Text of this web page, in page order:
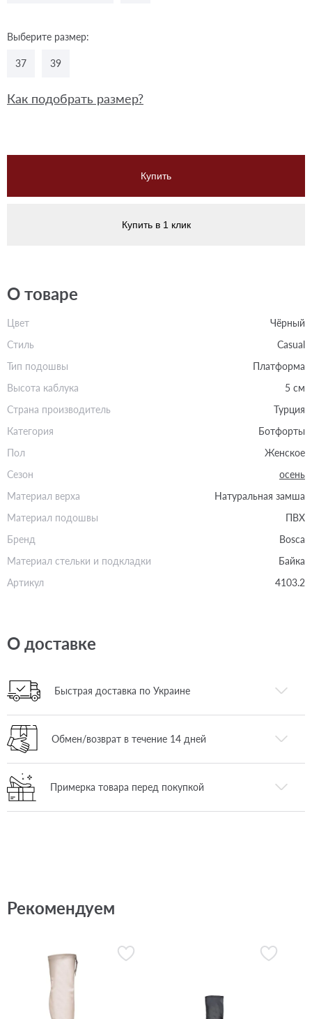
Выберите размер:
37 39
Как подобрать размер?
Купить
Купить в 1 клик
О товаре
Цвет
Чёрный
Стиль
Casual
Тип подошвы
Платформа
Высота каблука
5 см
Страна производитель
Турция
Категория
Ботфорты
Пол
Женское
Сезон
осень
Материал верха
Натуральная замша
Материал подошвы
ПВХ
Бренд
Bosca
Материал стельки и подкладки
Байка
Артикул
4103.2
О доставке
Быстрая доставка по Украине
Обмен/возврат в течение 14 дней
Примерка товара перед покупкой
Рекомендуем